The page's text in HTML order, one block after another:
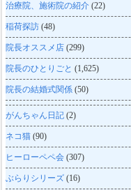
治療院、施術院の紹介 (22)
稲荷探訪 (48)
院長オススメ店 (299)
院長のひとりごと (1,625)
院長の結婚式関係 (50)
がんちゃん日記 (2)
ネコ猫 (90)
ヒーローペペ会 (307)
ぶらりシリーズ (16)